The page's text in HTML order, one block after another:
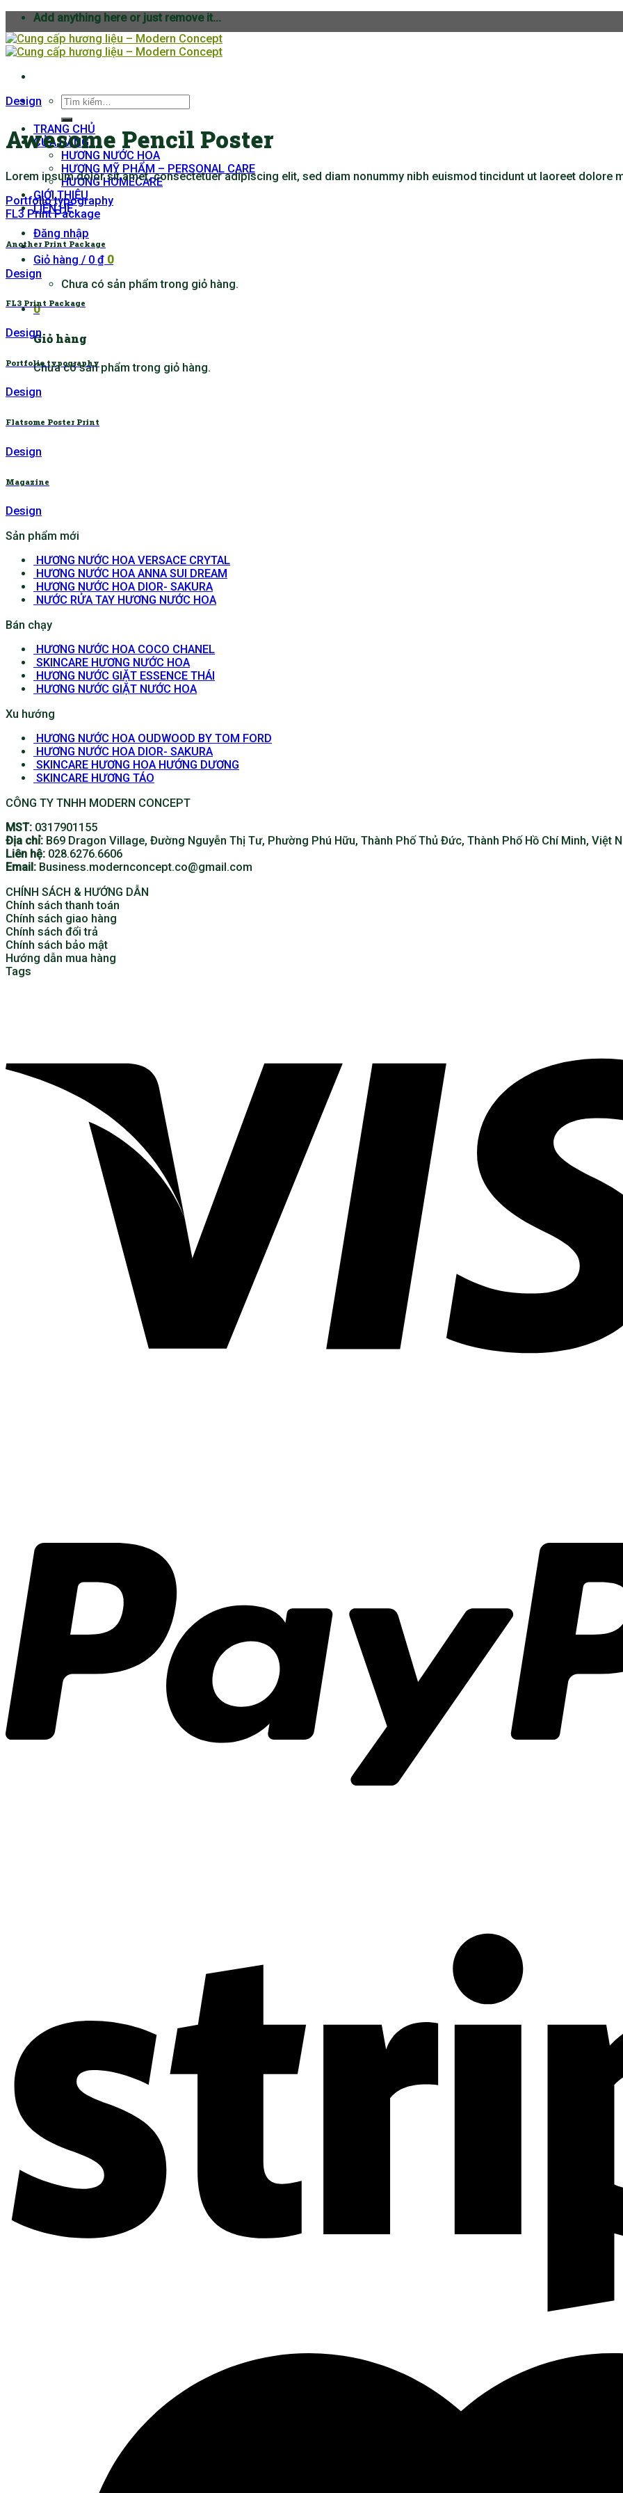
Skip
to
content
Add anything here or just remove it...
Tìm
TRANG CHỦ
CỬA HÀNG
HƯƠNG NƯỚC HOA
HƯƠNG MỸ PHẨM – PERSONAL CARE
HƯƠNG HOMECARE
GIỚI THIỆU
LIÊN HỆ
Đăng nhập
Giỏ hàng / 0 ₫ 0
Chưa có sản phẩm trong giỏ hàng.
0
Giỏ hàng
Chưa có sản phẩm trong giỏ hàng.
Design
Awesome Pencil Poster
Lorem ipsum dolor sit amet, consectetuer adipiscing elit, sed diam nonummy nibh euismod tincidunt ut laoreet dolore
Portfolio typography
FL3 Print Package
Another Print Package
Design
FL3 Print Package
Design
Portfolio typography
Design
Flatsome Poster Print
Design
Magazine
Design
Sản phẩm mới
HƯƠNG NƯỚC HOA VERSACE CRYTAL
HƯƠNG NƯỚC HOA ANNA SUI DREAM
HƯƠNG NƯỚC HOA DIOR- SAKURA
NƯỚC RỬA TAY HƯƠNG NƯỚC HOA
Bán chạy
HƯƠNG NƯỚC HOA COCO CHANEL
SKINCARE HƯƠNG NƯỚC HOA
HƯƠNG NƯỚC GIẶT ESSENCE THÁI
HƯƠNG NƯỚC GIẶT NƯỚC HOA
Xu hướng
HƯƠNG NƯỚC HOA OUDWOOD BY TOM FORD
HƯƠNG NƯỚC HOA DIOR- SAKURA
SKINCARE HƯƠNG HOA HƯỚNG DƯƠNG
SKINCARE HƯƠNG TÁO
CÔNG TY TNHH MODERN CONCEPT
MST: 0317901155
Địa chỉ: B69 Dragon Village, Đường Nguyễn Thị Tư, Phường Phú Hữu, Thành Phố Thủ Đức, Thành Phố Hồ Chí Minh, Việt
Liên hệ: 028.6276.6606
Email: Business.modernconcept.co@gmail.com
CHÍNH SÁCH & HƯỚNG DẪN
Chính sách thanh toán
Chính sách giao hàng
Chính sách đổi trả
Chính sách bảo mật
Hướng dẫn mua hàng
Tags